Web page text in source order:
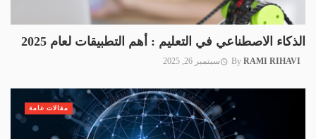
الذكاء الاصطناعي في التعليم : أهم التطبيقات لعام 2025
By RAMI RIHAVI سبتمبر 26, 2025
مقالات عامة